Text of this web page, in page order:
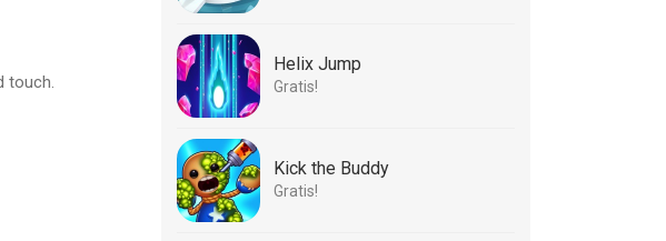
account.
offered in
touch.
Helix Jump
Gratis!
Kick the Buddy
Gratis!